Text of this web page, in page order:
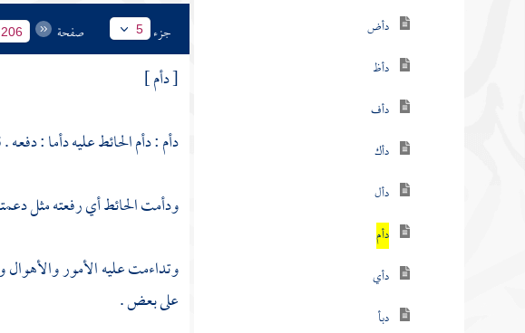
دأض
دأظ
دأف
دأك
دأل
دأم
دأي
دبأ
جزء 5 صفحة 206
[ دأم ]
دأم : دأم الحائط عليه دأما : دفعه
ودأمت الحائط أي رفعته مثل
وتداءمت عليه الأمور
على بعض .